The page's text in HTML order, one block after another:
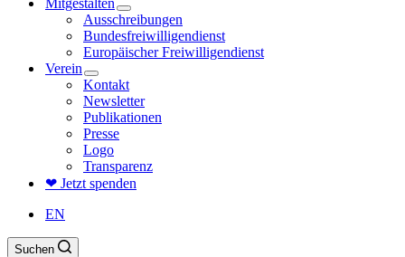
Mitgestalten
Ausschreibungen
Bundesfreiwilligendienst
Europäischer Freiwilligendienst
Verein
Kontakt
Newsletter
Publikationen
Presse
Logo
Transparenz
❤ Jetzt spenden
EN
Suchen